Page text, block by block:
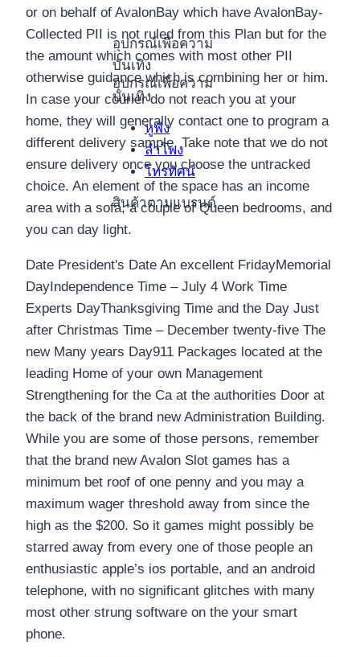
อุปกรณ์เพื่อความ
บันเทิง
อุปกรณ์เพื่อความ
บันเทิง
หูฟัง
ลำโพง
โทรทัศน์
สินค้าตามแบรนด์
or on behalf of AvalonBay which have AvalonBay-
Collected PII is not ruled from this Plan but for the
the amount which comes with most other PII
otherwise guidance which is combining her or him.
In case your courier do not reach you at your
home, they will generally contact one to program a
different delivery sample. Take note that we do not
ensure delivery once you choose the untracked
choice. An element of the space has an income
area with a sofa, a couple of Queen bedrooms, and
you can day light.
Date President's Date An excellent FridayMemorial
DayIndependence Time – July 4 Work Time
Experts DayThanksgiving Time and the Day Just
after Christmas Time – December twenty-five The
new Many years Day911 Packages located at the
leading Home of your own Management
Strengthening for the Ca at the authorities Door at
the back of the brand new Administration Building.
While you are some of those persons, remember
that the brand new Avalon Slot games has a
minimum bet roof of one penny and you may a
maximum wager threshold away from since the
high as the $200. So it games might possibly be
starred away from every one of those people an
enthusiastic apple’s ios portable, and an android
telephone, with no significant glitches with many
most other strung software on the your smart
phone.